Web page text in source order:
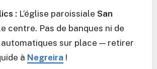
: L’église paroissiale San
centre. Pas de banques ni de
sur place — retirer
à Negreira !